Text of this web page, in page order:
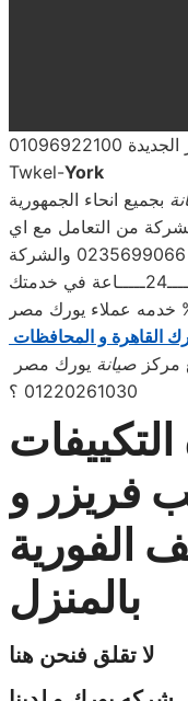
Twkel-York
بجميع انحاء الجمهورية
لـ 20% وتحذر الشركة من التعامل مع اي
0235699066 والشركة
مركز صيانة يورك مصر
01220261030 ؟
التكييفات
فريزر و
الفورية
بالمنزل
لا تقلق فنحن هنا